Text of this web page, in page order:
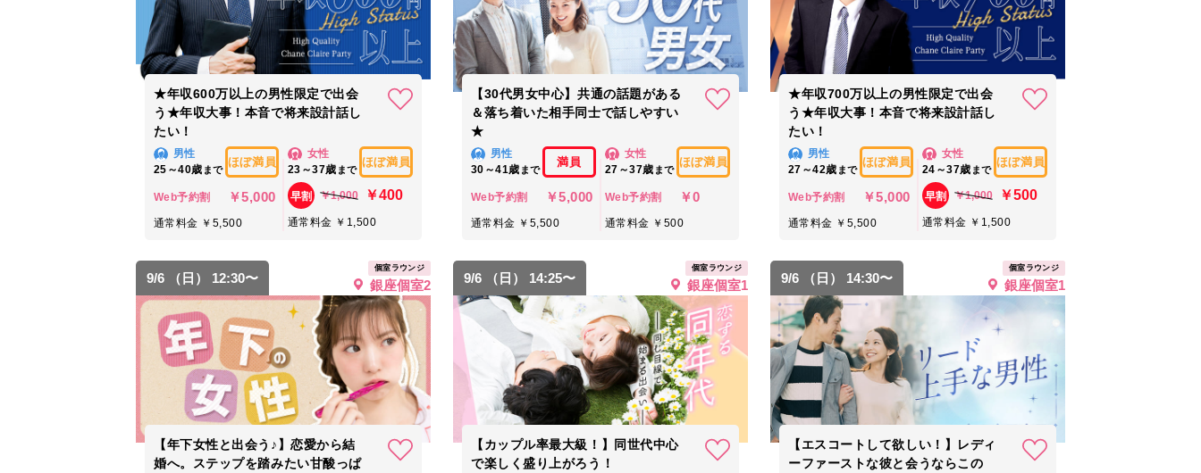
★年収600万以上の男性限定で出会
う★年収大事！本音で将来設計話し
たい！
男性
25～40歳 まで
ほぼ満員
Web予約割 ￥5,000
通常料金 ￥5,500
女性
23～37歳 まで
ほぼ満員
早割 ￥1,000 ￥400
通常料金 ￥1,500
【30代男女中心】共通の話題がある
＆落ち着いた相手同士で話しやすい
★
男性
30～41歳 まで
満員
Web予約割 ￥5,000
通常料金 ￥5,500
女性
27～37歳 まで
ほぼ満員
Web予約割 ￥0
通常料金 ￥500
★年収700万以上の男性限定で出会
う★年収大事！本音で将来設計話し
たい！
男性
27～42歳 まで
ほぼ満員
Web予約割 ￥5,000
通常料金 ￥5,500
女性
24～37歳 まで
ほぼ満員
早割 ￥1,000 ￥500
通常料金 ￥1,500
9/6 （日） 12:30〜
個室ラウンジ
銀座個室2
【年下女性と出会う♪】恋愛から結
婚へ。ステップを踏みたい甘酸っぱ
9/6 （日） 14:25〜
個室ラウンジ
銀座個室1
【カップル率最大級！】同世代中心
で楽しく盛り上がろう！
9/6 （日） 14:30〜
個室ラウンジ
銀座個室1
【エスコートして欲しい！】レディ
ーファーストな彼と会うならこの